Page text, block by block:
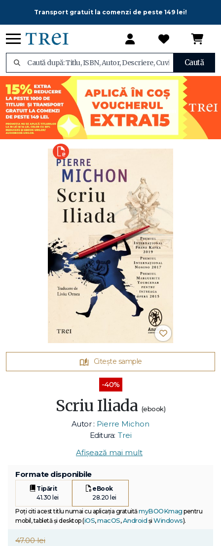
Transport gratuit la comenzi de peste 149 lei!
Caută
Citește sample
-40%
Scriu Iliada (ebook)
Autor : Pierre Michon
Editura: Trei
Afișează mai mult
Formate disponibile
Tipărit
41.30 lei
eBook
28.20 lei
Poți citi acest titlu numai cu aplicația gratuitămyBOOKmag pentru
mobil, tabletă și desktop (iOS,macOS,Android și Windows).
47.00 lei